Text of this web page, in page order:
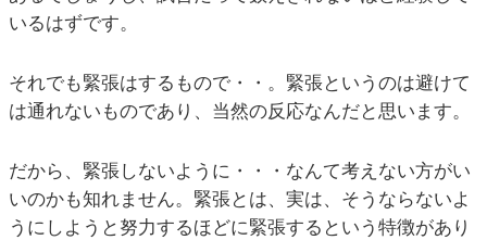
いるはずです。
それでも緊張はするもので・・。緊張というのは避けて
は通れないものであり、当然の反応なんだと思います。
だから、緊張しないように・・・なんて考えない方がい
いのかも知れません。緊張とは、実は、そうならないよ
うにしようと努力するほどに緊張するという特徴があり